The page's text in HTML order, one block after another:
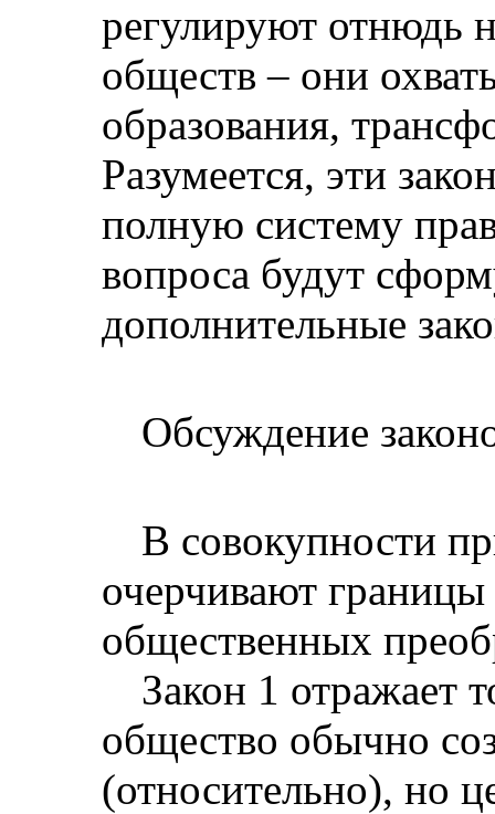
регулируют отнюдь
обществ – они
образования,
Разумеется, эти
полную систему
вопроса будут
дополнительные
Обсуждение
В совокупности
очерчивают
общественных
Закон 1 отражает
общество обычно
(относительно), но